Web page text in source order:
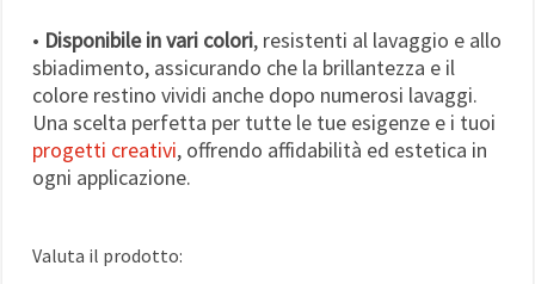
• Disponibile in vari colori, resistenti al lavaggio e allo
sbiadimento, assicurando che la brillantezza e il
colore restino vividi anche dopo numerosi lavaggi.
Una scelta perfetta per tutte le tue esigenze e i tuoi
progetti creativi, offrendo affidabilità ed estetica in
ogni applicazione.
Valuta il prodotto: